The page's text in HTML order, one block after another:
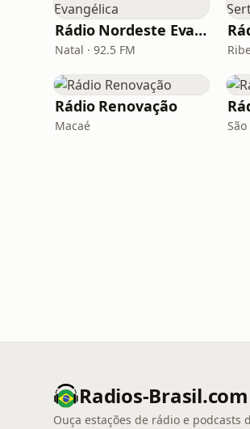
Rádio Nordeste Evangélica
Natal · 92.5 FM
Rádio Renovação
Macaé
Radios-Brasil.com
Ouça estações de rádio e podcasts